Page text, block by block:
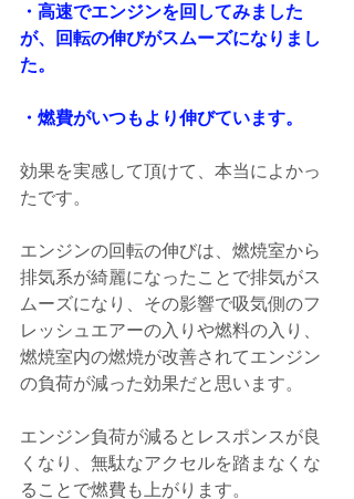
・高速でエンジンを回してみました
が、回転の伸びがスムーズになりまし
た。
・燃費がいつもより伸びています。
効果を実感して頂けて、本当によかっ
たです。
エンジンの回転の伸びは、燃焼室から
排気系が綺麗になったことで排気がス
ムーズになり、その影響で吸気側のフ
レッシュエアーの入りや燃料の入り、
燃焼室内の燃焼が改善されてエンジン
の負荷が減った効果だと思います。
エンジン負荷が減るとレスポンスが良
くなり、無駄なアクセルを踏まなくな
ることで燃費も上がります。